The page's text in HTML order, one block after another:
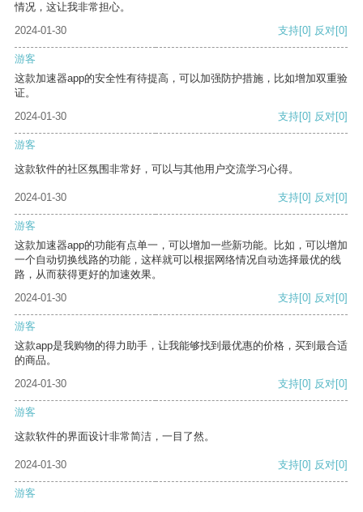
情况，这让我非常担心。
2024-01-30
支持[0] 反对[0]
游客
这款加速器app的安全性有待提高，可以加强防护措施，比如增加双重验
证。
2024-01-30
支持[0] 反对[0]
游客
这款软件的社区氛围非常好，可以与其他用户交流学习心得。
2024-01-30 支持[0] 反对[0]
游客
这款加速器app的功能有点单一，可以增加一些新功能。比如，可以增加
一个自动切换线路的功能，这样就可以根据网络情况自动选择最优的线
路，从而获得更好的加速效果。
2024-01-30
支持[0] 反对[0]
游客
这款app是我购物的得力助手，让我能够找到最优惠的价格，买到最合适
的商品。
2024-01-30
支持[0] 反对[0]
游客
这款软件的界面设计非常简洁，一目了然。
2024-01-30 支持[0] 反对[0]
游客